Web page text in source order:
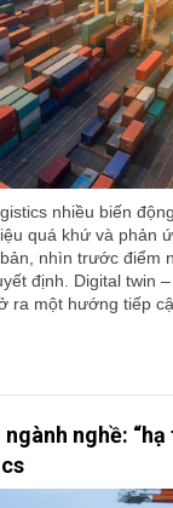
nhiều biến
quá khứ và phản
nhìn trước điểm
định. Digital twin
ra một hướng tiếp
nghề: “hạ